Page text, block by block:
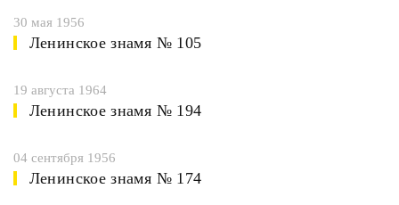
30 мая 1956
Ленинское знамя № 105
19 августа 1964
Ленинское знамя № 194
04 сентября 1956
Ленинское знамя № 174